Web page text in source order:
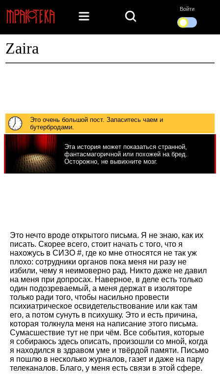
Войти
Zaira
Это очень большой пост. Запаситесь чаем и
бутербродами.
Эта история может показаться странной,
фантасмагоричной или похожей на бред.
Осторожно, не вывихните мозг.
Это нечто вроде открытого письма. Я не знаю, как их
писать. Скорее всего, стоит начать с того, что я
нахожусь в СИЗО #, где ко мне относятся не так уж
плохо: сотрудники органов пока меня ни разу не
избили, чему я неимоверно рад. Никто даже не давил
на меня при допросах. Наверное, в деле есть только
один подозреваемый, а меня держат в изоляторе
только ради того, чтобы насильно провести
психиатрическое освидетельствование или как там
его, а потом сунуть в психушку. Это и есть причина,
которая толкнула меня на написание этого письма.
Сумасшествие тут не при чём. Все события, которые
я собираюсь здесь описать, произошли со мной, когда
я находился в здравом уме и твёрдой памяти. Письмо
я пошлю в несколько журналов, газет и даже на пару
телеканалов. Благо, у меня есть связи в этой сфере.